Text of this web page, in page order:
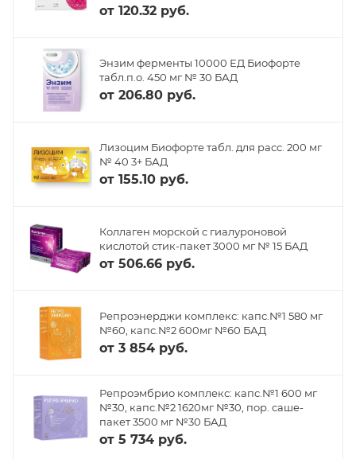
от 120.32 руб.
Энзим ферменты 10000 ЕД Биофорте
табл.п.о. 450 мг № 30 БАД
от 206.80 руб.
Лизоцим Биофорте табл. для расс. 200 мг
№ 40 3+ БАД
от 155.10 руб.
Коллаген морской с гиалуроновой
кислотой стик-пакет 3000 мг № 15 БАД
от 506.66 руб.
Репроэнерджи комплекс: капс.№1 580 мг
№60, капс.№2 600мг №60 БАД
от 3 854 руб.
Репроэмбрио комплекс: капс.№1 600 мг
№30, капс.№2 1620мг №30, пор. саше-
пакет 3500 мг №30 БАД
от 5 734 руб.